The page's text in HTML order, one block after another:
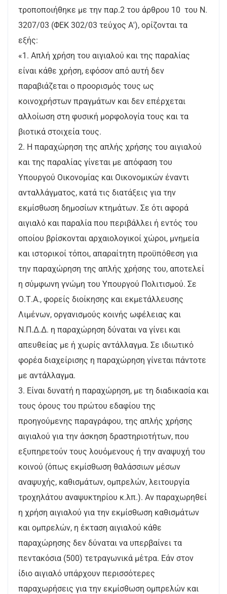
τροποποιήθηκε με την παρ.2 του άρθρου 10 του Ν.
3207/03 (ΦΕΚ 302/03 τεύχος Α'), ορίζονται τα
εξής:
«1. Απλή χρήση του αιγιαλού και της παραλίας
είναι κάθε χρήση, εφόσον από αυτή δεν
παραβιάζεται ο προορισμός τους ως
κοινοχρήστων πραγμάτων και δεν επέρχεται
αλλοίωση στη φυσική μορφολογία τους και τα
βιοτικά στοιχεία τους.
2. Η παραχώρηση της απλής χρήσης του αιγιαλού
και της παραλίας γίνεται με απόφαση του
Υπουργού Οικονομίας και Οικονομικών έναντι
ανταλλάγματος, κατά τις διατάξεις για την
εκμίσθωση δημοσίων κτημάτων. Σε ότι αφορά
αιγιαλό και παραλία που περιβάλλει ή εντός του
οποίου βρίσκονται αρχαιολογικοί χώροι, μνημεία
και ιστορικοί τόποι, απαραίτητη προϋπόθεση για
την παραχώρηση της απλής χρήσης του, αποτελεί
η σύμφωνη γνώμη του Υπουργoύ Πολιτισμού. Σε
Ο.Τ.Α., φορείς διοίκησης και εκμετάλλευσης
Λιμένων, οργανισμούς κοινής ωφέλειας και
Ν.Π.Δ.Δ. η παραχώρηση δύναται να γίνει και
απευθείας με ή χωρίς αντάλλαγμα. Σε ιδιωτικό
φορέα διαχείρισης η παραχώρηση γίνεται πάντοτε
με αντάλλαγμα.
3. Είναι δυνατή η παραχώρηση, με τη διαδικασία και
τους όρους του πρώτου εδαφίου της
προηγούμενης παραγράφου, της απλής χρήσης
αιγιαλού για την άσκηση δραστηριοτήτων, που
εξυπηρετούν τους λουόμενους ή την αναψυχή του
κοινού (όπως εκμίσθωση θαλάσσιων μέσων
αναψυχής, καθισμάτων, ομπρελών, λειτουργία
τροχηλάτου αναψυκτηρίου κ.λπ.). Αν παραχωρηθεί
η χρήση αιγιαλού για την εκμίσθωση καθισμάτων
και ομπρελών, η έκταση αιγιαλού κάθε
παραχώρησης δεν δύναται να υπερβαίνει τα
πεντακόσια (500) τετραγωνικά μέτρα. Εάν στον
ίδιο αιγιαλό υπάρχουν περισσότερες
παραχωρήσεις για την εκμίσθωση ομπρελών και